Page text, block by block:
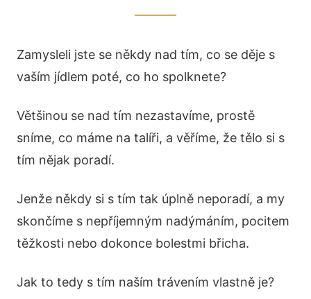
Zamysleli jste se někdy nad tím, co se děje s
vaším jídlem poté, co ho spolknete?
Většinou se nad tím nezastavíme, prostě
sníme, co máme na talíři, a věříme, že tělo si s
tím nějak poradí.
Jenže někdy si s tím tak úplně neporadí, a my
skončíme s nepříjemným nadýmáním, pocitem
těžkosti nebo dokonce bolestmi břicha.
Jak to tedy s tím naším trávením vlastně je?